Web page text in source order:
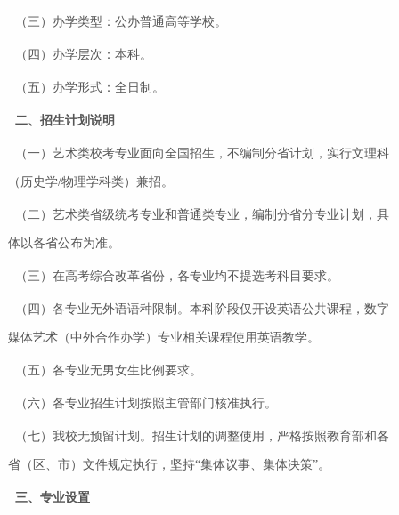
（三）办学类型：公办普通高等学校。
（四）办学层次：本科。
（五）办学形式：全日制。
二、招生计划 说明
（一）艺术类校考专业面向全国招生，不编制分省计划，实行文理科
（历史学/物理学科类）兼招。
（二）艺术类省级统考专业和普通类专业，编制分省分专业计划，具
体以各省公布为准。
（三）在高考综合改革省份，各专业均不提选考科目要求。
（四）各专业无外语语种限制。本科阶段仅开设英语公共课程，数字
媒体艺术（中外合作办学）专业相关课程使用英语教学。
（五）各专业无男女生比例要求。
（六）各专业招生计划按照主管部门核准执行。
（七）我校无预留计划。招生计划的调整使用，严格按照教育部和各
省（区、市）文件规定执行，坚持“集体议事、集体决策”。
三、 专业设置